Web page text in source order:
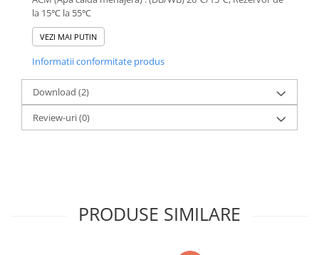
la 15℃ la 55℃
VEZI MAI PUTIN
Informatii conformitate produs
Download (2)
Review-uri(0)
PRODUSE SIMILARE